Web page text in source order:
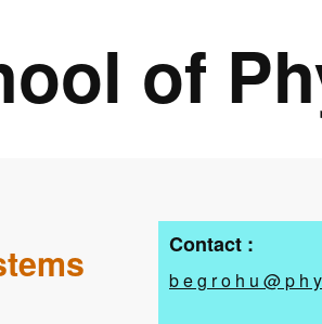
of
Contact :
b e g r o h u @ p h